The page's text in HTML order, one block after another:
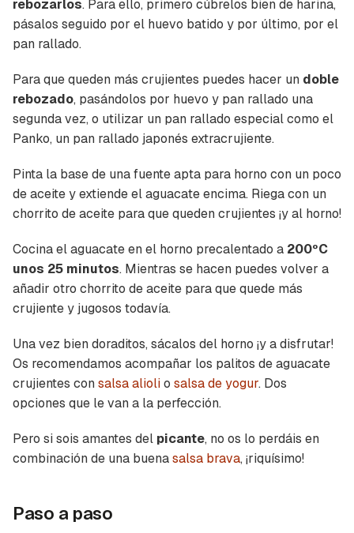
rebozarlos. Para ello, primero cúbrelos bien de harina,
pásalos seguido por el huevo batido y por último, por el
pan rallado.
Para que queden más crujientes puedes hacer un doble
rebozado, pasándolos por huevo y pan rallado una
segunda vez, o utilizar un pan rallado especial como el
Panko, un pan rallado japonés extracrujiente.
Pinta la base de una fuente apta para horno con un poco
de aceite y extiende el aguacate encima. Riega con un
chorrito de aceite para que queden crujientes ¡y al horno!
Cocina el aguacate en el horno precalentado a 200ºC
unos 25 minutos. Mientras se hacen puedes volver a
añadir otro chorrito de aceite para que quede más
crujiente y jugosos todavía.
Una vez bien doraditos, sácalos del horno ¡y a disfrutar!
Os recomendamos acompañar los palitos de aguacate
crujientes con salsa aliolio salsa de yogur. Dos
opciones que le van a la perfección.
Pero si sois amantes del picante, no os lo perdáis en
combinación de una buenasalsa brava, ¡riquísimo!
Paso a paso